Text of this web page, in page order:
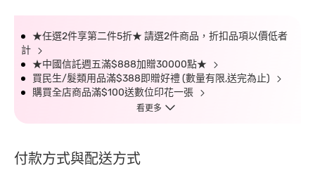
★任選2件享第二件5折★ 請選2件商品，折扣品項以價低者
計
★中國信託週五滿$888加贈30000點★
買民生/髮類用品滿$388即贈好禮 (數量有限,送完為止)
購買全店商品滿$100送數位印花一張
看更多
付款方式與配送方式